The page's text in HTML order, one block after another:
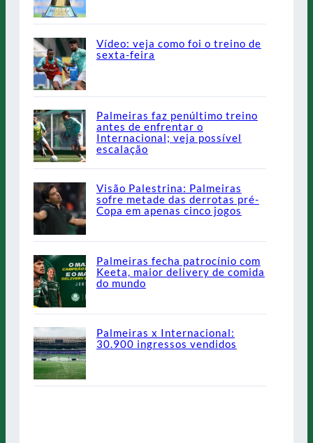
Vídeo: veja como foi o treino de
sexta-feira
Palmeiras faz penúltimo treino
antes de enfrentar o
Internacional; veja possível
escalação
Visão Palestrina: Palmeiras
sofre metade das derrotas pré-
Copa em apenas cinco jogos
Palmeiras fecha patrocínio com
Keeta, maior delivery de comida
do mundo
Palmeiras x Internacional:
30.900 ingressos vendidos